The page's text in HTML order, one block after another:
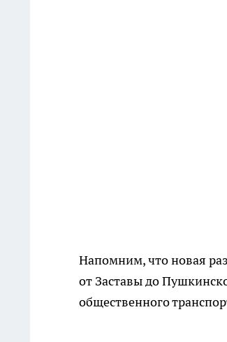
Напомним, что новая
от Заставы до
общественного